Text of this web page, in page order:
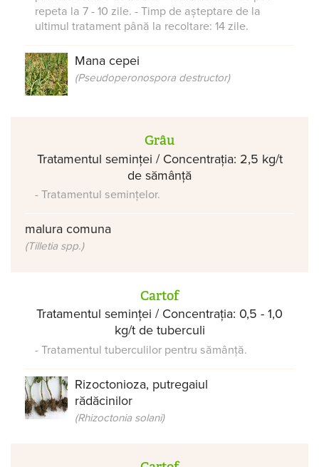
repeta la 7 - 10 zile. - Timp de așteptare de la
ultimul tratament până la recoltare: 14 zile.
Mana cepei
(Pseudoperonospora destructor)
Grâu
Tratamentul seminței / Concentrația: 2,5 kg/t
de sămânță
- Tratamentul semințelor.
malura comuna
(Tilletia spp.)
Cartof
Tratamentul seminței / Concentrația: 0,5 - 1,0
kg/t de tuberculi
- Tratamentul tuberculilor pentru sămânță.
Rizoctonioza, putregaiul
rădăcinilor
(Rhizoctonia solani)